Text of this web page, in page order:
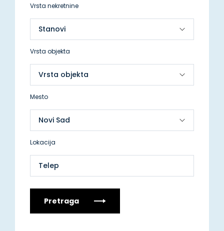
Vrsta nekretnine
Vrsta objekta
Mesto
Lokacija
Telep
Pretraga